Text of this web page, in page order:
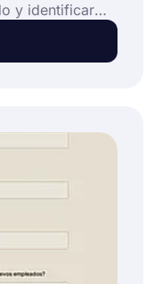
y identificar
evento es
información y